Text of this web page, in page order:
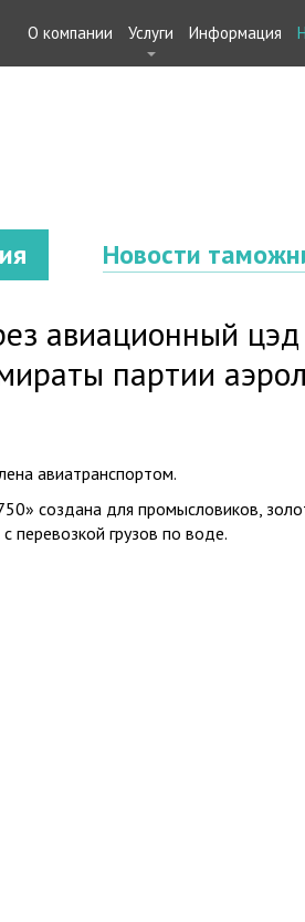
О компании Услуги Информация
Новости
авиационный
партии
авиатранспортом.
создана для промысловиков,
перевозкой грузов по воде.